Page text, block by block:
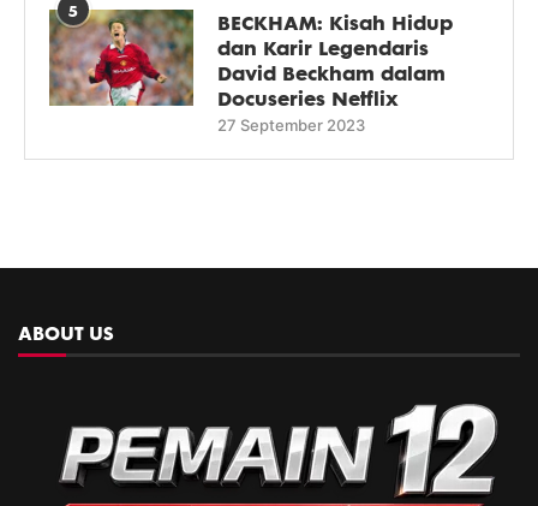
5
BECKHAM: Kisah Hidup
dan Karir Legendaris
David Beckham dalam
Docuseries Netflix
27 September 2023
ABOUT US